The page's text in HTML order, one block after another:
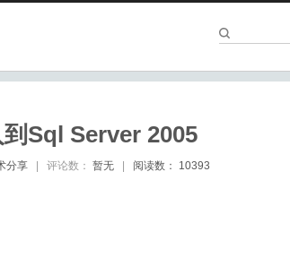
Sql Server 2005
分享 评论数： 暂无 阅读数： 10393